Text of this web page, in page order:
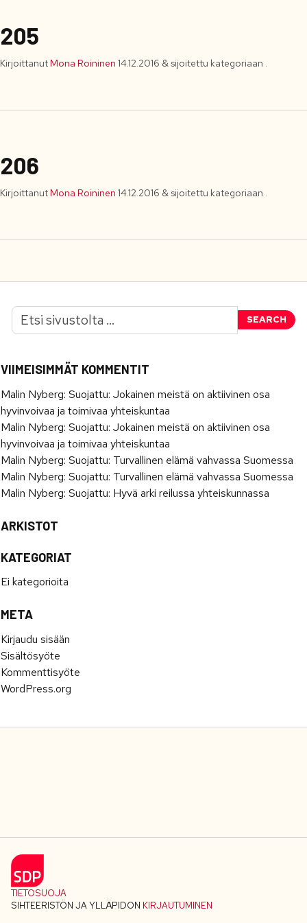
205
KirjoittanutMona Roininen 14.12.2016 & sijoitettu kategoriaan .
206
KirjoittanutMona Roininen 14.12.2016 & sijoitettu kategoriaan .
SEARCH
VIIMEISIMMÄT KOMMENTIT
Malin Nyberg: Suojattu: Jokainen meistä on aktiivinen osa
hyvinvoivaa ja toimivaa yhteiskuntaa
Malin Nyberg: Suojattu: Jokainen meistä on aktiivinen osa
hyvinvoivaa ja toimivaa yhteiskuntaa
Malin Nyberg: Suojattu: Turvallinen elämä vahvassa Suomessa
Malin Nyberg: Suojattu: Turvallinen elämä vahvassa Suomessa
Malin Nyberg: Suojattu: Hyvä arki reilussa yhteiskunnassa
ARKISTOT
KATEGORIAT
Ei kategorioita
META
Kirjaudu sisään
Sisältösyöte
Kommenttisyöte
WordPress.org
TIETOSUOJA
SIHTEERISTÖN JA YLLÄPIDON KIRJAUTUMINEN